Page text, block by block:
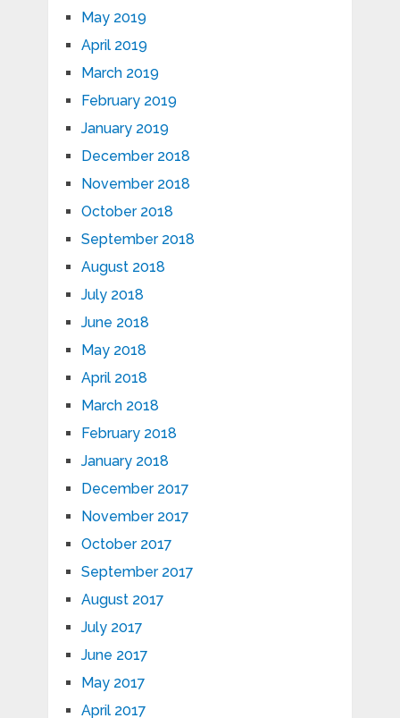
May 2019
April 2019
March 2019
February 2019
January 2019
December 2018
November 2018
October 2018
September 2018
August 2018
July 2018
June 2018
May 2018
April 2018
March 2018
February 2018
January 2018
December 2017
November 2017
October 2017
September 2017
August 2017
July 2017
June 2017
May 2017
April 2017